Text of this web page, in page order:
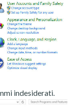
indesiderati.